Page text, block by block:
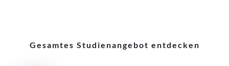
Gesamtes Studienangebot entdecken